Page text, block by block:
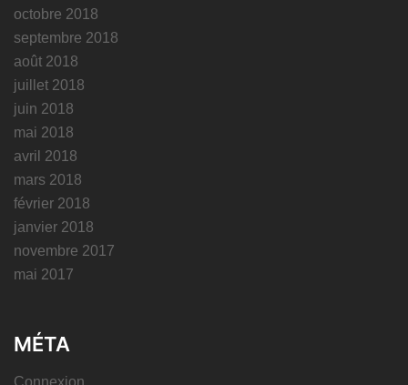
octobre 2018
septembre 2018
août 2018
juillet 2018
juin 2018
mai 2018
avril 2018
mars 2018
février 2018
janvier 2018
novembre 2017
mai 2017
MÉTA